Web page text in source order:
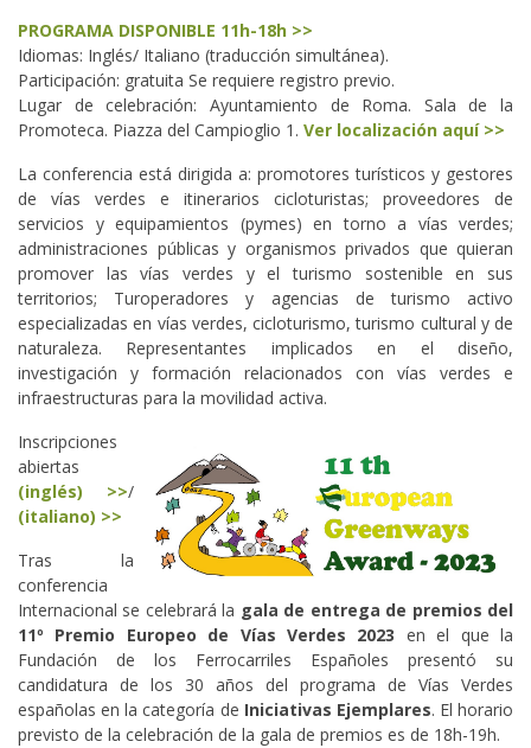
PROGRAMA DISPONIBLE 11h-18h >>
Idiomas: Inglés/ Italiano (traducción simultánea).
Participación: gratuita Se requiere registro previo.
Lugar de celebración: Ayuntamiento de Roma. Sala de la
Promoteca. Piazza del Campioglio 1. Ver localización aquí >>
La conferencia está dirigida a: promotores turísticos y gestores
de vías verdes e itinerarios cicloturistas; proveedores de
servicios y equipamientos (pymes) en torno a vías verdes;
administraciones públicas y organismos privados que quieran
promover las vías verdes y el turismo sostenible en sus
territorios; Turoperadores y agencias de turismo activo
especializadas en vías verdes, cicloturismo, turismo cultural y de
naturaleza. Representantes implicados en el diseño,
investigación y formación relacionados con vías verdes e
infraestructuras para la movilidad activa.
Inscripciones
abiertas
(inglés) >>/
(italiano) >>
Tras la
conferencia
Internacional se celebrará la gala de entrega de premios del
11º Premio Europeo de Vías Verdes 2023 en el que la
Fundación de los Ferrocarriles Españoles presentó su
candidatura de los 30 años del programa de Vías Verdes
españolas en la categoría de Iniciativas Ejemplares. El horario
previsto de la celebración de la gala de premios es de 18h-19h.